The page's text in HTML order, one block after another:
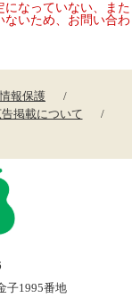
になっていない、また
ないため、お問い合わ
報保護
告掲載について
子1995番地